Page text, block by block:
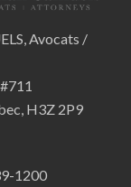
Avocats /
H3Z 2P9
1200